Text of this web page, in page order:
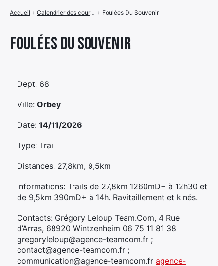
Foulées Du Souvenir
Accueil › Calendrier des courses › Foulées Du Souvenir
Dept: 68
Ville: Orbey
Date: 14/11/2026
Type: Trail
Distances: 27,8km, 9,5km
Informations: Trails de 27,8km 1260mD+ à 12h30 et
de 9,5km 390mD+ à 14h. Ravitaillement et kinés.
Contacts: Grégory Leloup Team.Com, 4 Rue
d’Arras, 68920 Wintzenheim 06 75 11 81 38
gregoryleloup@agence-teamcom.fr ;
contact@agence-teamcom.fr ;
communication@agence-teamcom.fr agence-
de ÉlémentÉlément